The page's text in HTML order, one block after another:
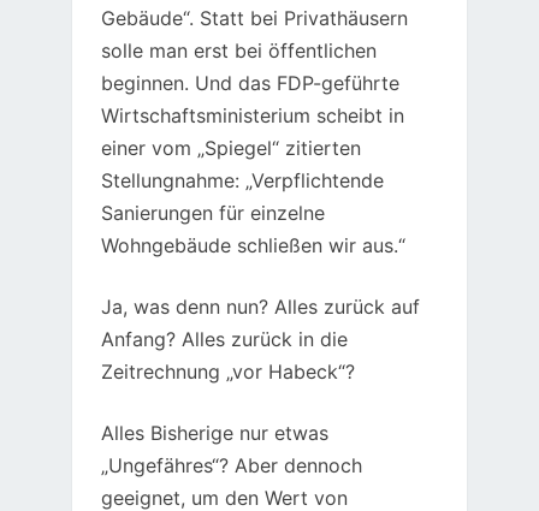
Gebäude“. Statt bei Privathäusern
solle man erst bei öffentlichen
beginnen. Und das FDP-geführte
Wirtschaftsministerium scheibt in
einer vom „Spiegel“ zitierten
Stellungnahme: „Verpflichtende
Sanierungen für einzelne
Wohngebäude schließen wir aus.“
Ja, was denn nun? Alles zurück auf
Anfang? Alles zurück in die
Zeitrechnung „vor Habeck“?
Alles Bisherige nur etwas
„Ungefähres“? Aber dennoch
geeignet, um den Wert von